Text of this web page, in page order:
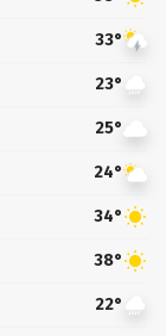
33°
23°
25°
24°
34°
38°
22°